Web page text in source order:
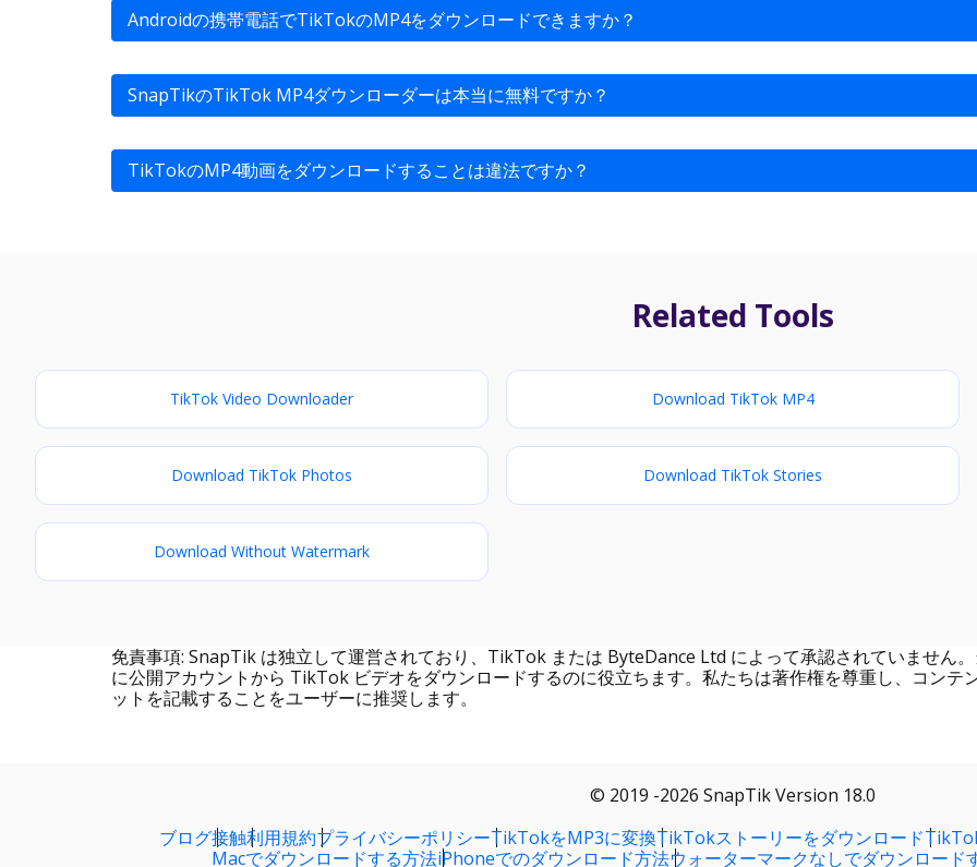
ピー」を選択して動画リンクを取得します。iOSデバイスでは、TikTokをMP4ファイルにエラーなくダウン
ることが推奨されています。
Androidの携帯電話でTikTokのMP4をダウンロードできますか？
Androidアプリをダウンロードすることもできます。
SnapTikのTikTok MP4ダウンローダーは本当に無料ですか？
TikTokのMP4動画をダウンロードすることは違法ですか？
Related Tools
TikTok Video Downloader Download TikTok MP4
Download TikTok Photos Download TikTok Stories
Download Without Watermark
免責事項: SnapTik は独立して運営されており、TikTok または ByteDance Ltd によって承認されていません
に公開アカウントから TikTok ビデオをダウンロードするのに役立ちます。私たちは著作権を尊重し、コンテ
ットを記載することをユーザーに推奨します。
© 2019 -2026 SnapTik Version 18.0
ブログ接触利用規約プライバシーポリシーTikTokをMP3に変換TikTokストーリーをダウンロード
Macでダウンロードする方法iPhoneでのダウンロード方法ウォーターマークなしでダウンロード